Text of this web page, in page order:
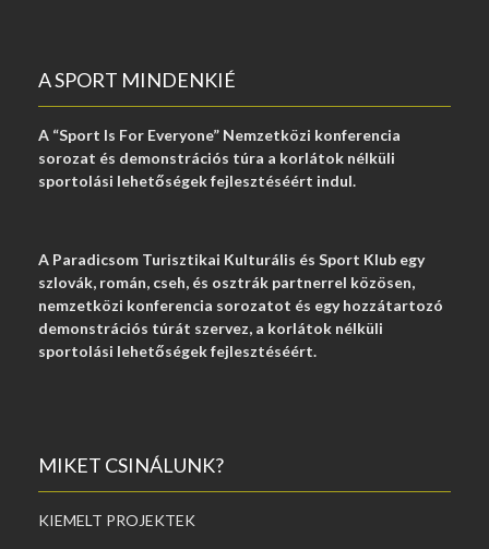
A SPORT MINDENKIÉ
A “Sport Is For Everyone” Nemzetközi konferencia
sorozat és demonstrációs túra a korlátok nélküli
sportolási lehetőségek fejlesztéséért indul.
A Paradicsom Turisztikai Kulturális és Sport Klub egy
szlovák, román, cseh, és osztrák partnerrel közösen,
nemzetközi konferencia sorozatot és egy hozzátartozó
demonstrációs túrát szervez, a korlátok nélküli
sportolási lehetőségek fejlesztéséért.
MIKET CSINÁLUNK?
KIEMELT PROJEKTEK